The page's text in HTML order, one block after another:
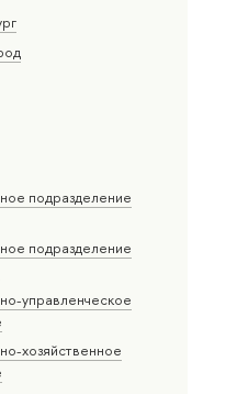
подразделение
подразделение
управленческое
хозяйственное